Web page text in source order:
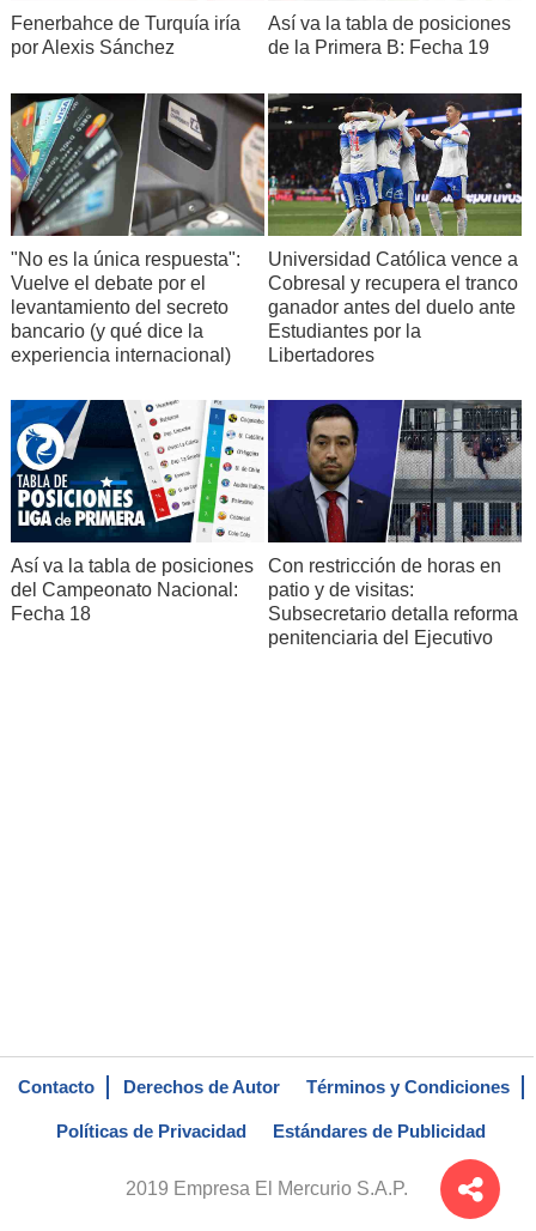
Fenerbahce de Turquía iría
por Alexis Sánchez
Así va la tabla de posiciones
de la Primera B: Fecha 19
"No es la única respuesta":
Vuelve el debate por el
levantamiento del secreto
bancario (y qué dice la
experiencia internacional)
Universidad Católica vence a
Cobresal y recupera el tranco
ganador antes del duelo ante
Estudiantes por la
Libertadores
Así va la tabla de posiciones
del Campeonato Nacional:
Fecha 18
Con restricción de horas en
patio y de visitas:
Subsecretario detalla reforma
penitenciaria del Ejecutivo
Contacto Derechos de Autor Términos y Condiciones
Políticas de Privacidad Estándares de Publicidad
2019 Empresa El Mercurio S.A.P.